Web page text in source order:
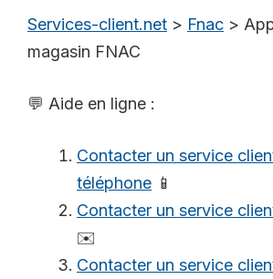
Services-client.net > Fnac >
magasin FNAC
💬 Aide en ligne :
Contacter un service
téléphone 📱
Contacter un service
✉️
Contacter un service